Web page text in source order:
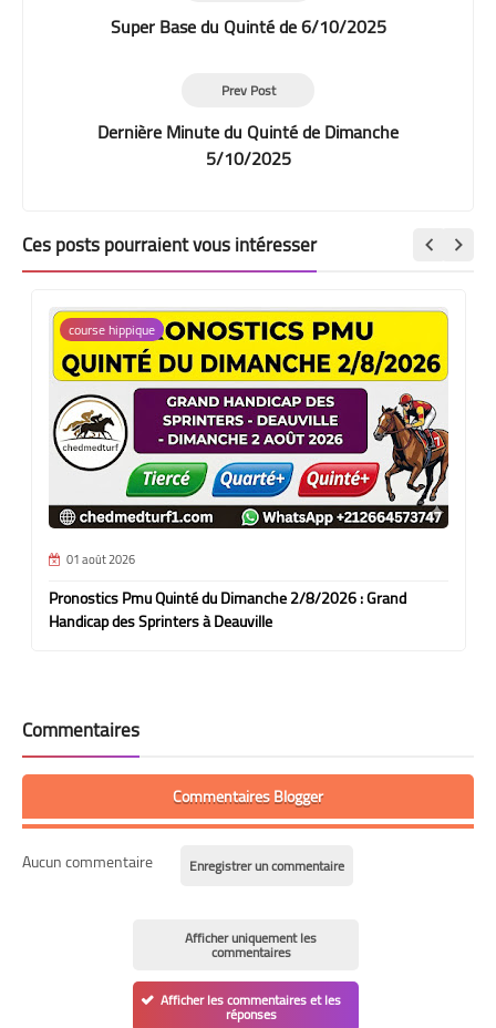
Super Base du Quinté de 6/10/2025
Prev Post
Dernière Minute du Quinté de Dimanche
5/10/2025
Ces posts pourraient vous intéresser
course hippique
01 août 2026
Pronostics Pmu Quinté du Dimanche 2/8/2026 : Grand
Handicap des Sprinters à Deauville
Commentaires
Commentaires Blogger
Aucun commentaire Enregistrer un commentaire
Afficher uniquement les
commentaires
Afficher les commentaires et les
réponses